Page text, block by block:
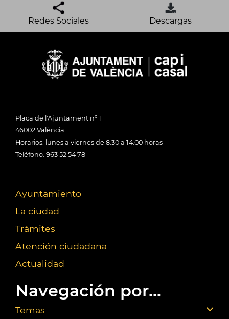
Redes Sociales Descargas
Plaça de l'Ajuntament nº 1
46002 València
Horarios: lunes a viernes de 8:30 a 14:00 horas
Teléfono: 963 52 54 78
Ayuntamiento
La ciudad
Trámites
Atención ciudadana
Actualidad
Navegación por...
Temas